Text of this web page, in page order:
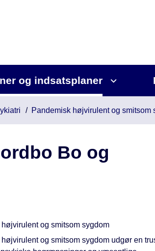
og indsatsplaner
Pandemisk højvirulent og smitsom
Bo og
og smitsom sygdom
og smitsom sygdom udgør en